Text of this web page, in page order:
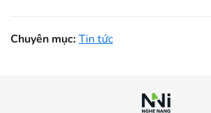
Chuyên mục:Tin tức